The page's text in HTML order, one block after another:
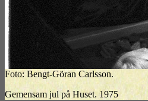
Foto: Bengt-Göran Carlsson.
Gemensam jul på Huset. 1975